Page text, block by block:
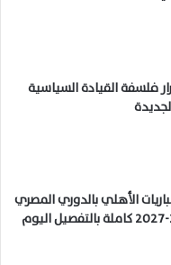
فلسفة القيادة السياسية
الأهلي بالدوري المصري